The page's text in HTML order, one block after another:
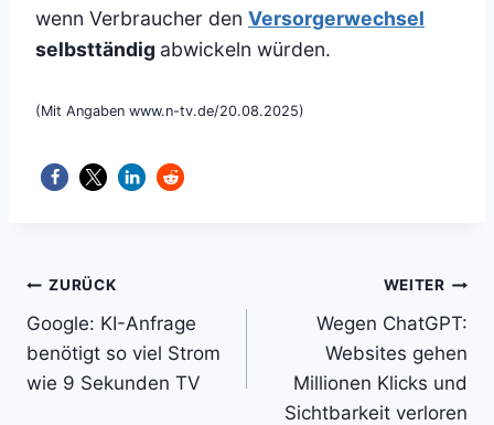
wenn Verbraucher den Versorgerwechsel
selbsttändig abwickeln würden.
(Mit Angaben www.n-tv.de/20.08.2025)
Beitragsnavigation
ZURÜCK
Google: KI-Anfrage
benötigt so viel Strom
wie 9 Sekunden TV
WEITER
Wegen ChatGPT:
Websites gehen
Millionen Klicks und
Sichtbarkeit verloren